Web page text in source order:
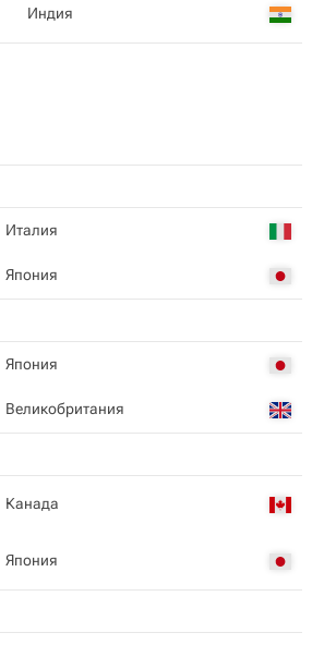
Индия
Италия
Япония
Япония
Великобритания
Канада
Япония